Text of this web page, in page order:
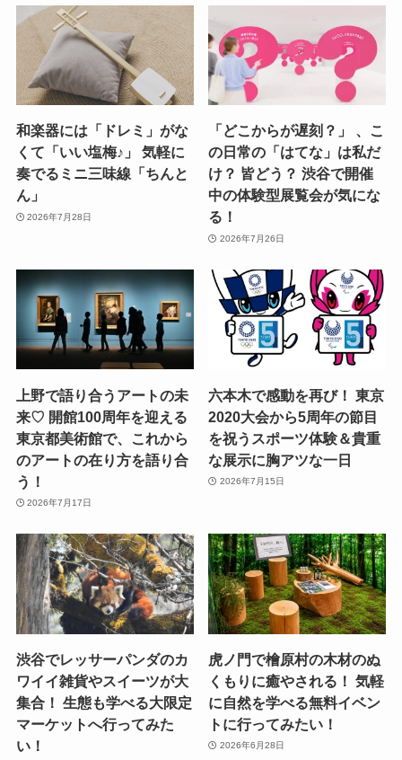
和楽器には「ドレミ」がな
くて「いい塩梅♪」 気軽に
奏でるミニ三味線「ちんと
ん」
2026年7月28日
「どこからが遅刻？」 、こ
の日常の「はてな」は私だ
け？ 皆どう？ 渋谷で開催
中の体験型展覧会が気にな
る！
2026年7月26日
上野で語り合うアートの未
来♡ 開館100周年を迎える
東京都美術館で、これから
のアートの在り方を語り合
う！
2026年7月17日
六本木で感動を再び！ 東京
2020大会から5周年の節目
を祝うスポーツ体験＆貴重
な展示に胸アツな一日
2026年7月15日
渋谷でレッサーパンダのカ
ワイイ雑貨やスイーツが大
集合！ 生態も学べる大限定
マーケットへ行ってみた
い！
虎ノ門で檜原村の木材のぬ
くもりに癒やされる！ 気軽
に自然を学べる無料イベン
トに行ってみたい！
2026年6月28日